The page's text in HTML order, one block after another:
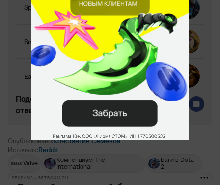
Spirit Breaker
Sniper
Earthshaker
Поделитесь c миром своим
ответом
Опубликовано:Константин Семёнов
Источник:Reddit
Valve
Компендиум The
International
Баги в Dota
2
РЕКЛАМА • BETBOOM.RU